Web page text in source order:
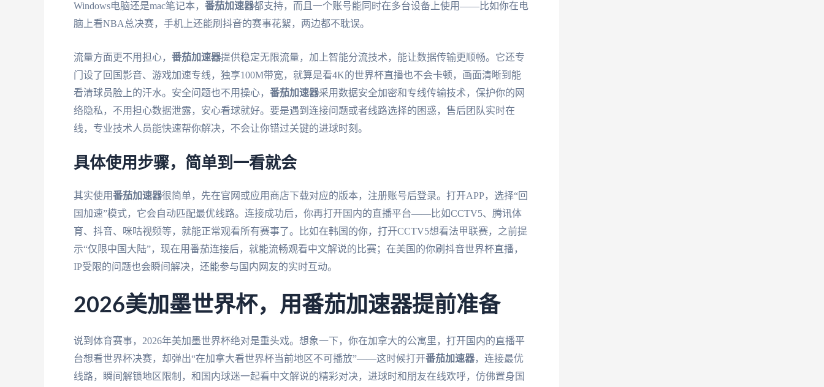
Windows电脑还是mac笔记本， 番茄加速器都支持，而且一个账号能同时在多台设备上使用——比如你在电
脑上看NBA总决赛，手机上还能刷抖音的赛事花絮，两边都不耽误。
流量方面更不用担心， 番茄加速器提供稳定无限流量，加上智能分流技术，能让数据传输更顺畅。它还专
门设了回国影音、游戏加速专线，独享100M带宽，就算是看4K的世界杯直播也不会卡顿，画面清晰到能
看清球员脸上的汗水。安全问题也不用操心， 番茄加速器采用数据安全加密和专线传输技术，保护你的网
络隐私，不用担心数据泄露，安心看球就好。要是遇到连接问题或者线路选择的困惑，售后团队实时在
线，专业技术人员能快速帮你解决，不会让你错过关键的进球时刻。
具体使用步骤，简单到一看就会
其实使用番茄加速器很简单，先在官网或应用商店下载对应的版本，注册账号后登录。打开APP，选择“回
国加速”模式，它会自动匹配最优线路。连接成功后，你再打开国内的直播平台——比如CCTV5、腾讯体
育、抖音、咪咕视频等，就能正常观看所有赛事了。比如在韩国的你，打开CCTV5想看法甲联赛，之前提
示“仅限中国大陆”，现在用番茄连接后，就能流畅观看中文解说的比赛；在美国的你刷抖音世界杯直播，
IP受限的问题也会瞬间解决，还能参与国内网友的实时互动。
2026美加墨世界杯，用番茄加速器提前准备
说到体育赛事，2026年美加墨世界杯绝对是重头戏。想象一下，你在加拿大的公寓里，打开国内的直播平
台想看世界杯决赛，却弹出“在加拿大看世界杯当前地区不可播放”——这时候打开番茄加速器，连接最优
线路，瞬间解锁地区限制，和国内球迷一起看中文解说的精彩对决，进球时和朋友在线欢呼，仿佛置身国